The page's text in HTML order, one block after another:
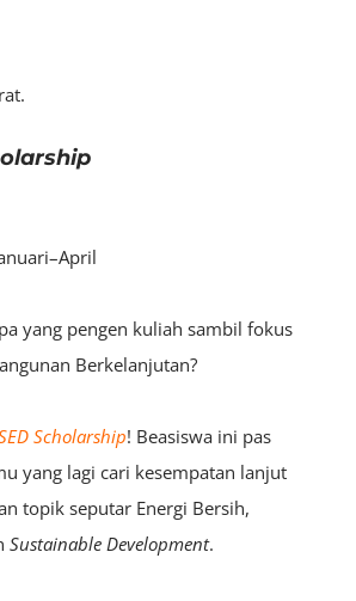
yang pengen kuliah sambil fokus
Berkelanjutan?
Scholarship! Beasiswa ini pas
yang lagi cari kesempatan lanjut
topik seputar Energi Bersih,
Sustainable Development.